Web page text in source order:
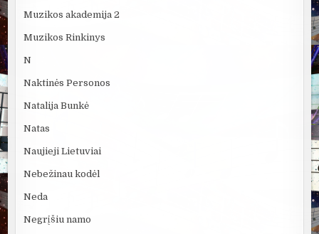
Muzikos akademija 2
Muzikos Rinkinys
N
Naktinės Personos
Natalija Bunkė
Natas
Naujieji Lietuviai
Nebežinau kodėl
Neda
Negrįšiu namo